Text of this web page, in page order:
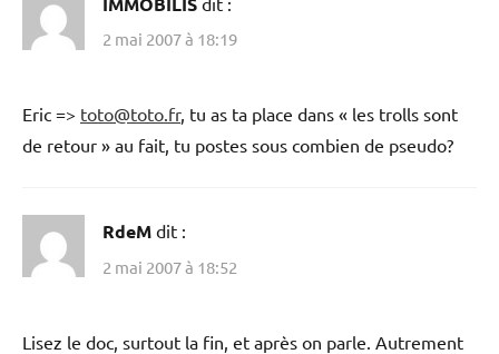
2 mai 2007 à 18:19
Eric => toto@toto.fr, tu as ta place dans « les trolls sont
de retour » au fait, tu postes sous combien de pseudo?
RdeM dit :
2 mai 2007 à 18:52
Lisez le doc, surtout la fin, et après on parle. Autrement